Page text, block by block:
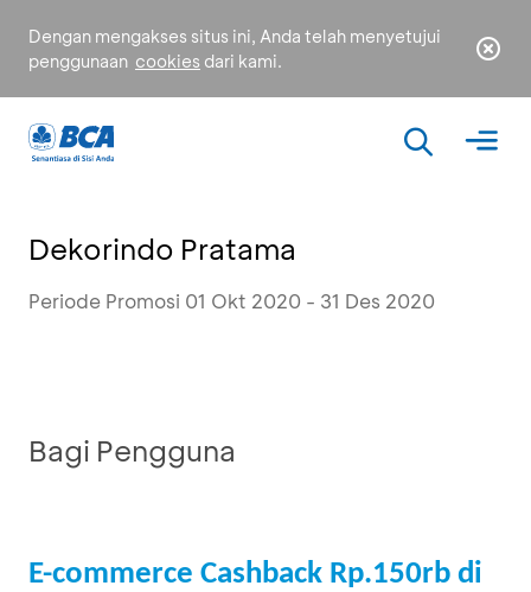
Dengan mengakses situs ini, Anda telah menyetujui
penggunaan cookies dari kami.
Dekorindo Pratama
Periode Promosi 01 Okt 2020 - 31 Des 2020
Bagi Pengguna
E-commerce Cashback Rp.150rb di